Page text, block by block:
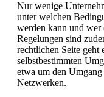
Nur wenige
unter welchen
werden kann und wer
Regelungen sind
rechtlichen Seite geht
selbstbestimmten
etwa um den
Netzwerken.